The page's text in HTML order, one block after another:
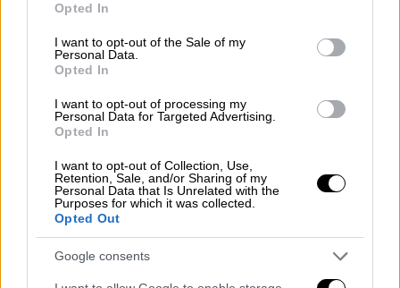
use your data for below specified purposes in below Google
consent section.
Opted In
I want to opt-out of the Sale of my
Personal Data.
Opted In
I want to opt-out of processing my
Personal Data for Targeted Advertising.
Opted In
I want to opt-out of Collection, Use,
Retention, Sale, and/or Sharing of my
Personal Data that Is Unrelated with the
Purposes for which it was collected.
Opted Out
Google consents
για τα θύματα στον καθεδρικό ναό του Σεντ
Λούις της Νέας Ορλεάνης.
ΔΙΑΒΑΣΤΕ ΕΠΙΣΗΣ
Κόσμος|06.01.2025 22:14
Τέσσερα χρόνια μετά: Το μεγάλο
comeback του παντοδύναμου Τραμπ -
Προσπαθεί να ξαναγράψει την
ιστορία της εισβολής στο Καπιτώλιο